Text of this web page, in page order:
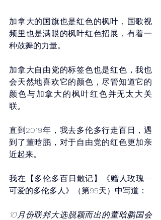
加拿大的国旗也是红色的枫叶，国歌视
频里也是满眼的枫叶红色招展，有着一
种鼓舞的力量。
加拿大自由党的标签色也是红色，我也
会天然地喜欢它的颜色，尽管知道它的
颜色与加拿大的枫叶红色并无太大关
联。
直到2019年，我去多伦多行走百日，遇
到了董晗鹏，对于自由党的红色更加亲
近起来。
我在【多伦多百日散记】《赠人玫瑰—
可爱的多伦多人》（第95天）中写道：
10月份联邦大选脱颖而出的董晗鹏国会